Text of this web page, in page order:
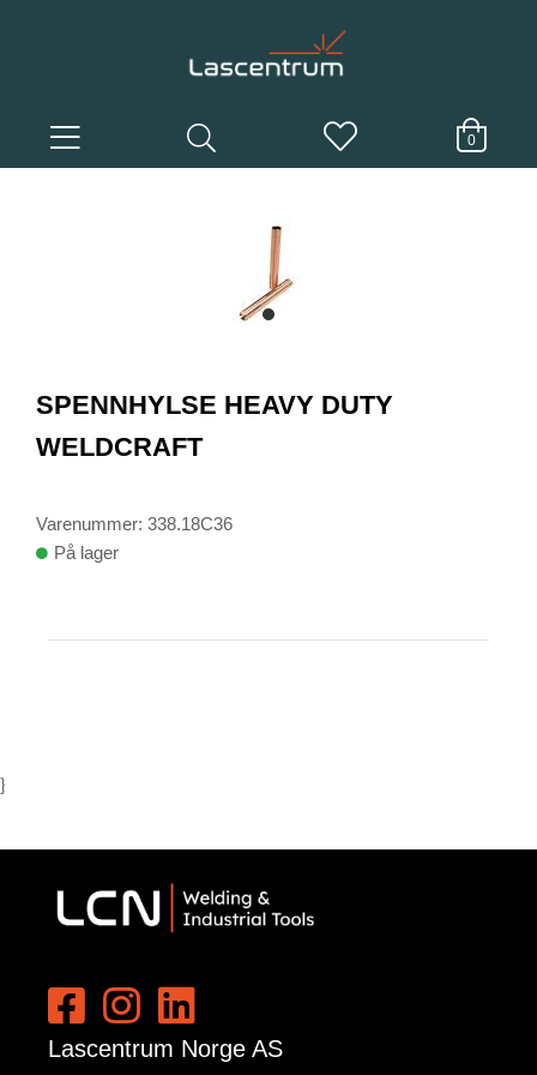
0
item
of
1
SPENNHYLSE HEAVY DUTY
WELDCRAFT
Varenummer: 338.18C36
På lager
}
Lascentrum Norge AS